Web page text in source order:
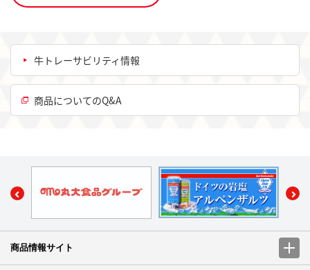
牛トレーサビリティ情報
商品についてのQ&A
商品情報サイト